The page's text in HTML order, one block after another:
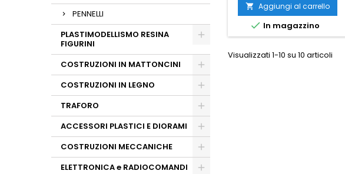
PENNELLI
PLASTIMODELLISMO RESINA
FIGURINI
COSTRUZIONI IN MATTONCINI
COSTRUZIONI IN LEGNO
TRAFORO
ACCESSORI PLASTICI E DIORAMI
COSTRUZIONI MECCANICHE
ELETTRONICA e RADIOCOMANDI
 Aggiungi al carrello
 In magazzino
Visualizzati 1-10 su 10 articoli